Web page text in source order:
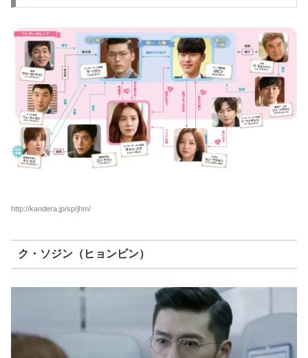
http://kandera.jp/sp/jhm/
ク・ソジン（ヒョンビン）